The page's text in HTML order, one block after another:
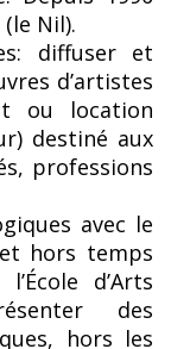
Nil).
diffuser et
d’artistes
ou location
destiné aux
professions
avec le
hors temps
d’Arts
des
hors les